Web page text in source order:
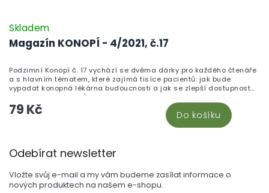
Magazín KONOPÍ - 4/2021, č.17
Skladem
79 Kč Do košíku
Podzimní Konopí č. 17 vychází se dvěma dárky pro každého čtenáře
a s hlavním tématem, které zajímá tisíce pacientů: jak bude
vypadat konopná lékárna budoucnosti a jak se zlepší dostupnost
léčebného konopí v Česku? Vedle revolučního pohledu na výdej
konopí v lékárnách přináší číslo příběh policisty Vladimíra, jemuž
konopí pomáhá s probdělými nocemi, odborný výklad synergie
kanabinoidů a terpenů, fascinující historii domestikace konopí v
Tomáše Zábranského. Pěstitele zaujme šestý díl seriálu o
organickém pěstování a péče o rostliny od prvních květů do sklizně,
milovníky zvířat pak text o vlivu konopí na zdraví a produktivitu
hospodářských zvířat. Konopí je mocná rostlina – a pro každodenní
využití doporučujeme naši nabídku konopné kosmetiky.
Odebírat newsletter
Vložte svůj e-mail a my vám budeme zasílat informace o
nových produktech na našem e-shopu.